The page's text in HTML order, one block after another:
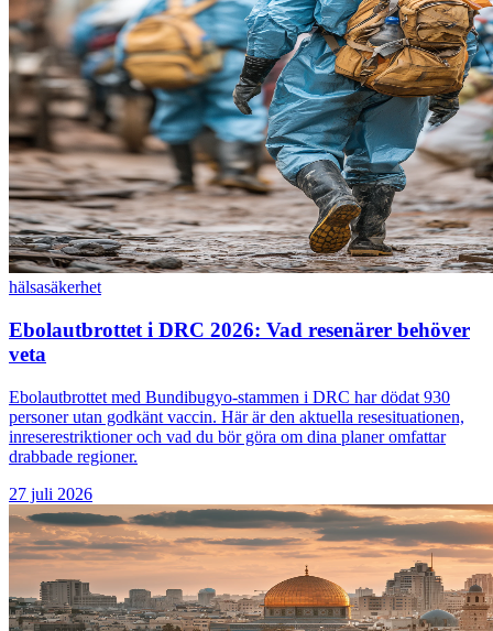
hälsasäkerhet
Ebolautbrottet i DRC 2026: Vad resenärer behöver
veta
Ebolautbrottet med Bundibugyo-stammen i DRC har dödat 930
personer utan godkänt vaccin. Här är den aktuella resesituationen,
inreserestriktioner och vad du bör göra om dina planer omfattar
drabbade regioner.
27 juli 2026